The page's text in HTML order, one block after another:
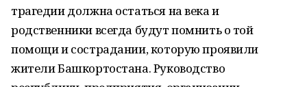
трагедии должна остаться на века и
родственники всегда будут помнить о той
помощи и сострадании, которую проявили
жители Башкортостана. Руководство